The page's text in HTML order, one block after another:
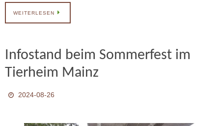
WEITERLESEN
Infostand beim Sommerfest im
Tierheim Mainz
2024-08-26